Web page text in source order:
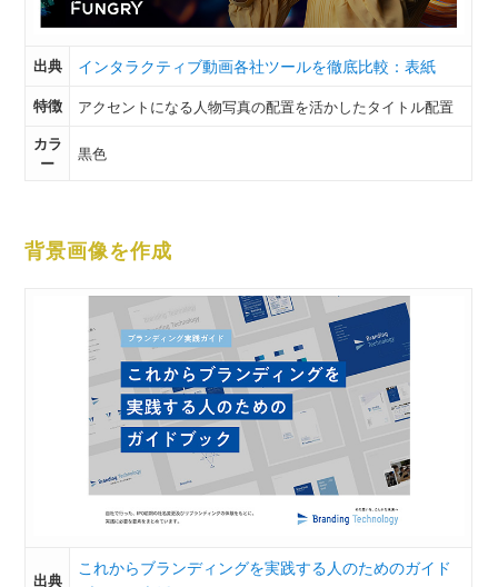
出典 インタラクティブ動画各社ツールを徹底比較：表紙
特徴
アクセントになる人物写真の配置を活かしたタイトル配置
カラ
ー
黒色
背景画像を作成
出典
これからブランディングを実践する人のためのガイド